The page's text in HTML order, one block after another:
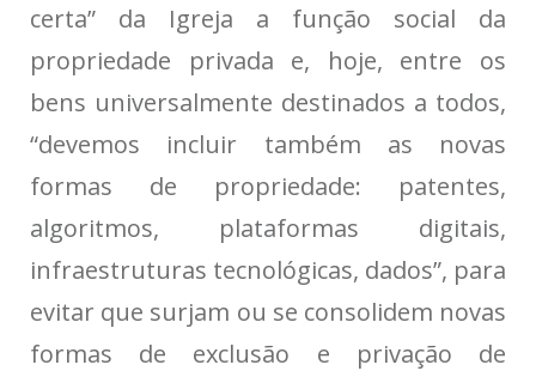
certa” da Igreja a função social da
propriedade privada e, hoje, entre os
bens universalmente destinados a todos,
“devemos incluir também as novas
formas de propriedade: patentes,
algoritmos, plataformas digitais,
infraestruturas tecnológicas, dados”, para
evitar que surjam ou se consolidem novas
formas de exclusão e privação de